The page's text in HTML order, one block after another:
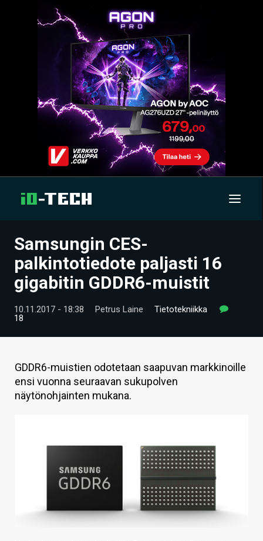
UUTISET
ARTIKKELIT
VIDEOT
HINTA.FI
KAUPPA
Samsungin CES-
palkintotiedote paljasti 16
gigabitin GDDR6-muistit
10.11.2017 - 18:38 Petrus Laine
Tietotekniikka
18
GDDR6-muistien odotetaan saapuvan markkinoille
ensi vuonna seuraavan sukupolven
näytönohjainten mukana.